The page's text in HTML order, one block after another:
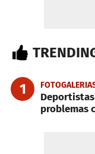
1
problemas